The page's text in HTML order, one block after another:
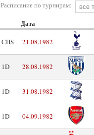
Расписание по турнирам:
Дата
CHS 21.08.1982
1D 28.08.1982
1D 31.08.1982
1D 04.09.1982